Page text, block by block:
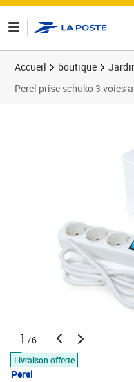
Accueil boutique
Perel prise schuko 3 voies
1 /6
Livraison offerte
Perel